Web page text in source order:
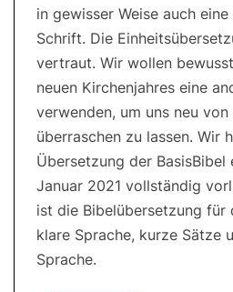
in gewisser Weise auch
Schrift. Die
vertraut. Wir wollen
neuen Kirchenjahres eine
verwenden, um uns neu
überraschen zu lassen. Wir
Übersetzung der BasisBibel
Januar 2021 vollständig
ist die Bibelübersetzung für
klare Sprache, kurze Sätze
Sprache.